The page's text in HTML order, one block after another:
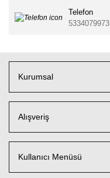
Telefon
5334079973
Kurumsal
Alışveriş
Kullanıcı Menüsü